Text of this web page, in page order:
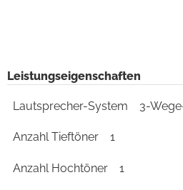
Leistungseigenschaften
Lautsprecher-System 3-
Anzahl Tieftöner 1
Anzahl Hochtöner 1